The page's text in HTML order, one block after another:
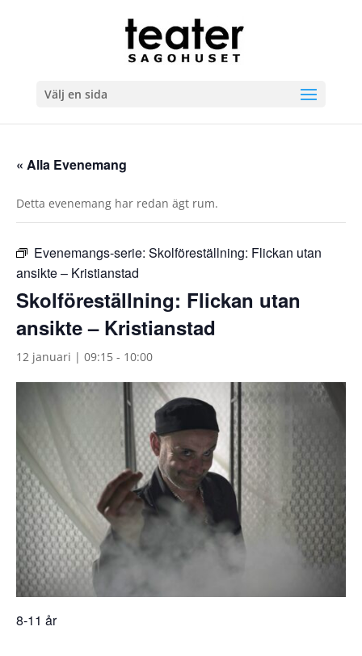
Välj en sida
« Alla Evenemang
Detta evenemang har redan ägt rum.
Evenemangs-serie: Skolföreställning: Flickan utan
ansikte – Kristianstad
Skolföreställning: Flickan utan
ansikte – Kristianstad
12 januari | 09:15 - 10:00
8-11 år